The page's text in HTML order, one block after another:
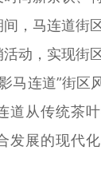
，马连道街
动，实现街
马连道”街区
道从传统茶
发展的现代